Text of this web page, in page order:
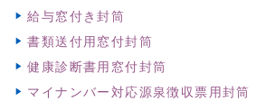
給与窓付き封筒
書類送付用窓付封筒
健康診断書用窓付封筒
マイナンバー対応源泉徴収票用封筒